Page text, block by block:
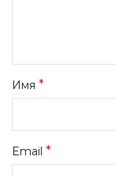
Имя *
Email *